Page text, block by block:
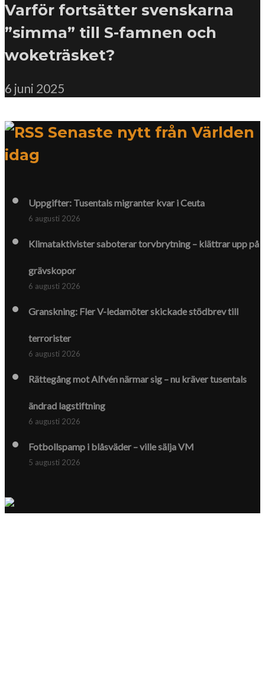
Varför fortsätter svenskarna
”simma” till S-famnen och
woketräsket?
6 juni 2025
Senaste nytt från Världen
idag
Uppgifter: Tusentals migranter kvar i Ceuta
6 augusti 2026
Klimat­aktivister saboterar torv­brytning – klättrar upp på
gräv­skopor
6 augusti 2026
Granskning: Fler V-ledamöter skickade stödbrev till
terrorister
6 augusti 2026
Rättegång mot Alfvén närmar sig – nu kräver tusentals
ändrad lagstiftning
6 augusti 2026
Fotbollspamp i blåsväder – ville sälja VM
5 augusti 2026